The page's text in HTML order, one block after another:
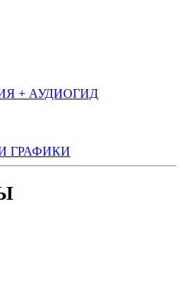
+ АУДИОГИД
ГРАФИКИ